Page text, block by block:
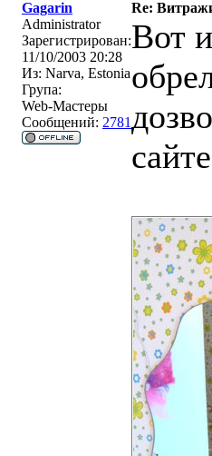
Gagarin
Re:
Administrator
Зарегистрирован:
11/10/2003 20:28
Из: Narva, Estonia
Група:
Web-Мастеры
Сообщений: 2781
Вот